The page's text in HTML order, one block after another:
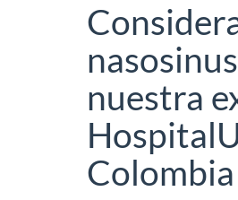
nuestra
Colombia